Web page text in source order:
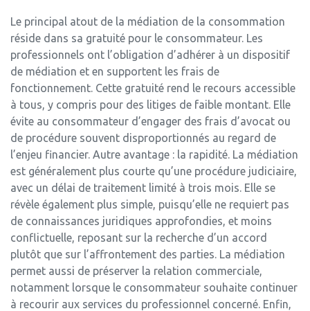
Le principal atout de la médiation de la consommation
réside dans sa gratuité pour le consommateur. Les
professionnels ont l’obligation d’adhérer à un dispositif
de médiation et en supportent les frais de
fonctionnement. Cette gratuité rend le recours accessible
à tous, y compris pour des litiges de faible montant. Elle
évite au consommateur d’engager des frais d’avocat ou
de procédure souvent disproportionnés au regard de
l’enjeu financier. Autre avantage : la rapidité. La médiation
est généralement plus courte qu’une procédure judiciaire,
avec un délai de traitement limité à trois mois. Elle se
révèle également plus simple, puisqu’elle ne requiert pas
de connaissances juridiques approfondies, et moins
conflictuelle, reposant sur la recherche d’un accord
plutôt que sur l’affrontement des parties. La médiation
permet aussi de préserver la relation commerciale,
notamment lorsque le consommateur souhaite continuer
à recourir aux services du professionnel concerné. Enfin,